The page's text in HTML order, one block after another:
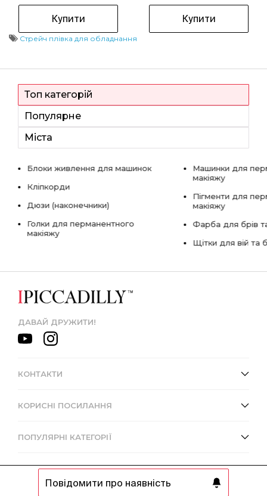
Повідомити про наявність
Купити Купити
Стрейч плівка для обладнання
Топ категорій
Популярне
Міста
Блоки живлення для машинок
Кліпкорди
Дюзи (наконечники)
Голки для перманентного
макіяжу
Машинки для
макіяжу
Пігменти для
макіяжу
Фарба для брів
Щітки для вій та
ДАВАЙ ДРУЖИТИ!
КОНТАКТИ
КОРИСНІ ПОСИЛАННЯ
ПОПУЛЯРНІ КАТЕГОРІЇ
© 2013 - 2026 Інтернет-магазин IPICCADILLY